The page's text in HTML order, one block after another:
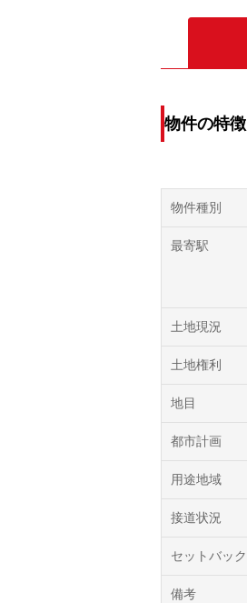
物件の特徴
物件種別
最寄駅
土地現況
土地権利
地目
都市計画
用途地域
接道状況
セットバック
備考